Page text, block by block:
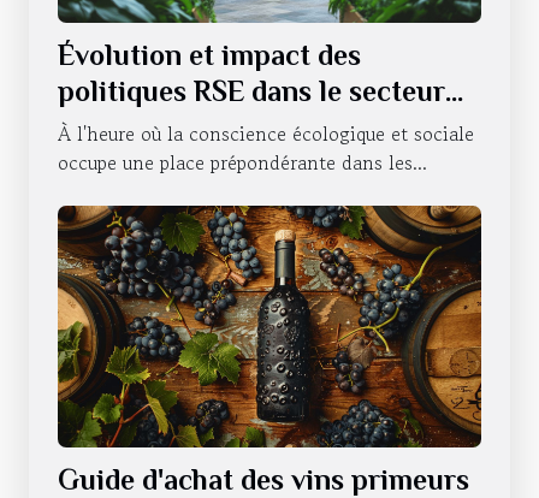
Évolution et impact des
politiques RSE dans le secteur
hôtelier
À l'heure où la conscience écologique et sociale
occupe une place prépondérante dans les...
Guide d'achat des vins primeurs